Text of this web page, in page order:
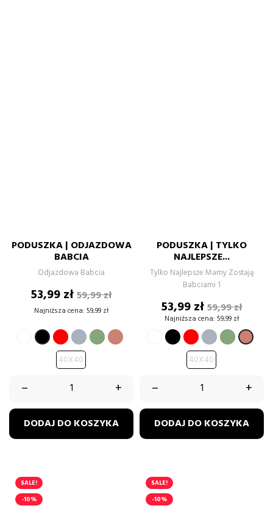
PODUSZKA | ODJAZDOWA
BABCIA
Odjazdowa Babcia
Cena
53,99 złCena
podstawowa
59,99 zł
Najniższa cena: 59,99 zł
BIAŁYCZARNYCZERWONY
SZARYZIELONYBRUDNY
40X40
– +
DODAJ DO KOSZYKA
PODUSZKA | TYLKO
NAJLEPSZE...
Tylko Najlepsze Mamy Zostają
Babciami 1
Cena
53,99 złCena
59,99 zł
Najniższa cena: 59,99 zł
BIAŁYCZARNYCZERWONY
SZARYZIELONY
40X40
– +
DODAJ DO KOSZYKA
SALE!
-10%
SALE!
-10%